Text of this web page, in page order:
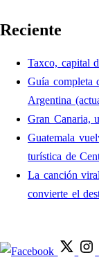
Reciente
Taxco, capital
Guía completa
Argentina
Gran Canaria,
Guatemala
turística de
La canción
convierte el